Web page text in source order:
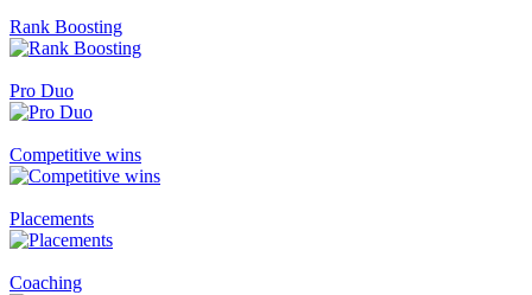
Rank Boosting
Pro Duo
Competitive wins
Placements
Coaching